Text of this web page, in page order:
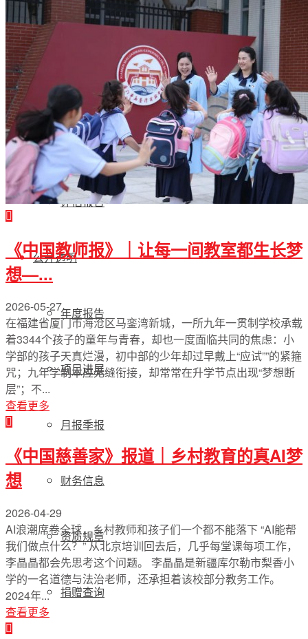
专项基金
伙伴发展
评估报告
公开透明
年度报告
项目进展
月报季报
财务信息
资质规章
捐赠查询
《中国教师报》｜让每一间教室都生长梦
想—...
2026-05-27
在福建省厦门市海沧区马銮湾新城，一所九年一贯制学校承载
着3344个孩子的童年与青春，却也一度面临共同的焦虑：小
学部的孩子天真烂漫，初中部的少年却过早戴上“应试””的紧箍
咒；九年学制本应无缝衔接，却常常在升学节点出现“梦想断
层”；不...
查看更多
《中国慈善家》报道｜乡村教育的真AI梦
想
2026-04-29
AI浪潮席卷全球，乡村教师和孩子们一个都不能落下 “AI能帮
我们做点什么？” 从北京培训回去后，几乎每堂课每项工作，
李晶晶都会先思考这个问题。 李晶晶是新疆库尔勒市梨香小
学的一名道德与法治老师，还承担着该校部分教务工作。
2024年...
查看更多